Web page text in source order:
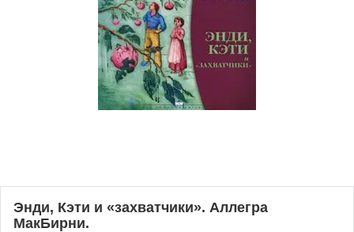
Энди, Кэти и «захватчики». Аллегра
МакБирни.